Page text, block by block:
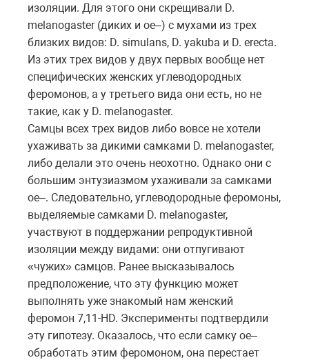
изоляции. Для этого они скрещивали D.
melanogaster (диких и oe–) с мухами из трех
близких видов: D. simulans, D. yakuba и D. erecta.
Из этих трех видов у двух первых вообще нет
специфических женских углеводородных
феромонов, а у третьего вида они есть, но не
такие, как у D. melanogaster.
Самцы всех трех видов либо вовсе не хотели
ухаживать за дикими самками D. melanogaster,
либо делали это очень неохотно. Однако они с
большим энтузиазмом ухаживали за самками
oe–. Следовательно, углеводородные феромоны,
выделяемые самками D. melanogaster,
участвуют в поддержании репродуктивной
изоляции между видами: они отпугивают
«чужих» самцов. Ранее высказывалось
предположение, что эту функцию может
выполнять уже знакомый нам женский
феромон 7,11-HD. Эксперименты подтвердили
эту гипотезу. Оказалось, что если самку oe–
обработать этим феромоном, она перестает